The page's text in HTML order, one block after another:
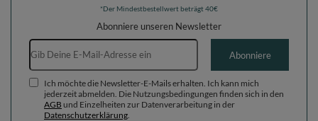
*Der Mindestbestellwert beträgt 40€
Abonniere unseren Newsletter
E-Mail-Adresse
Abonniere
Ich möchte die Newsletter-E-Mails erhalten. Ich kann mich
jederzeit abmelden. Die Nutzungsbedingungen finden sich in den
AGB und Einzelheiten zur Datenverarbeitung in der
Datenschutzerklärung